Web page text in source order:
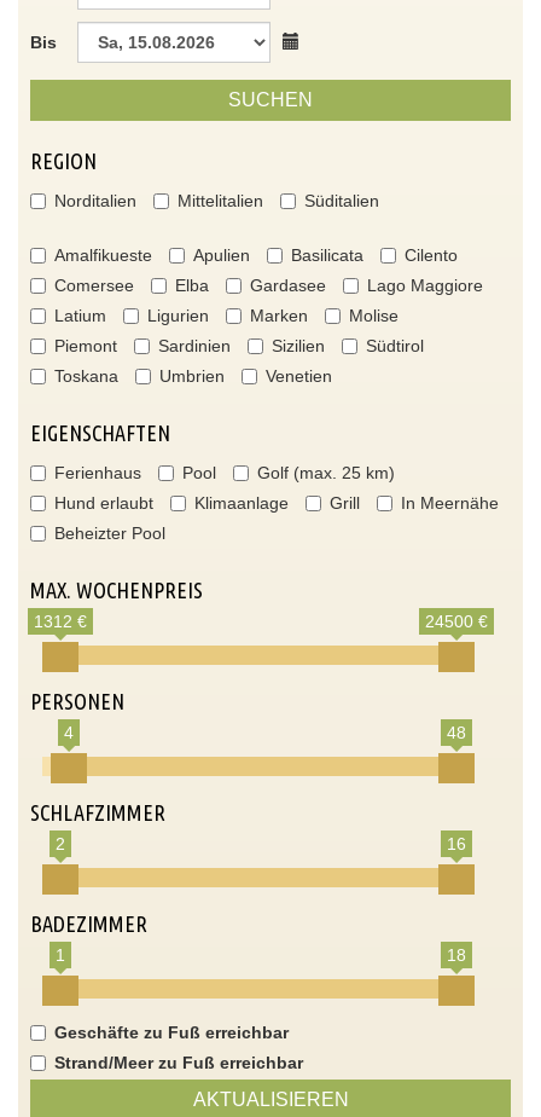
Bis
SUCHEN
REGION
Norditalien Mittelitalien Süditalien
Amalfikueste Apulien Basilicata
Cilento
Comersee
Elba Gardasee
Lago Maggiore
Latium
Ligurien Marken
Molise
Piemont
Sardinien Sizilien
Südtirol
Toskana
Umbrien Venetien
EIGENSCHAFTEN
Ferienhaus Pool
Golf (max. 25 km)
Hund erlaubt
Klimaanlage Grill
In Meernähe
Beheizter Pool
MAX. WOCHENPREIS
1312 € 24500 €
PERSONEN
4 48
SCHLAFZIMMER
2 16
BADEZIMMER
1 18
Geschäfte zu Fuß erreichbar
Strand/Meer zu Fuß erreichbar
AKTUALISIEREN